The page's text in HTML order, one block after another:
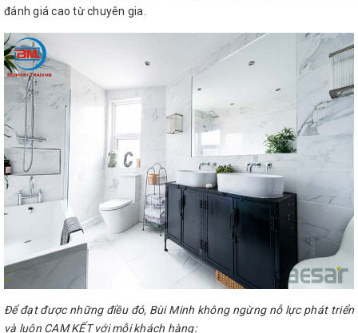
đánh giá cao từ chuyên gia.
Để đạt được những điều đó, Bùi Minh không ngừng nỗ lực phát triển
và luôn CAM KẾT với mỗi khách hàng: